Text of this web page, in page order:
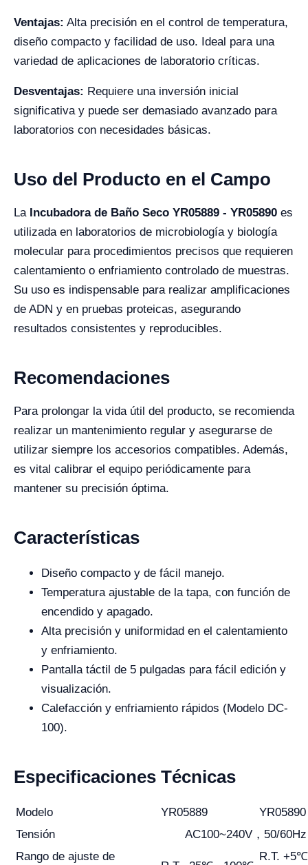
Ventajas: Alta precisión en el control de temperatura,
diseño compacto y facilidad de uso. Ideal para una
variedad de aplicaciones de laboratorio críticas.
Desventajas: Requiere una inversión inicial
significativa y puede ser demasiado avanzado para
laboratorios con necesidades básicas.
Uso del Producto en el Campo
La Incubadora de Baño Seco YR05889 - YR05890 es
utilizada en laboratorios de microbiología y biología
molecular para procedimientos precisos que requieren
calentamiento o enfriamiento controlado de muestras.
Su uso es indispensable para realizar amplificaciones
de ADN y en pruebas proteicas, asegurando
resultados consistentes y reproducibles.
Recomendaciones
Para prolongar la vida útil del producto, se recomienda
realizar un mantenimiento regular y asegurarse de
utilizar siempre los accesorios compatibles. Además,
es vital calibrar el equipo periódicamente para
mantener su precisión óptima.
Características
Diseño compacto y de fácil manejo.
Temperatura ajustable de la tapa, con función de
encendido y apagado.
Alta precisión y uniformidad en el calentamiento
y enfriamiento.
Pantalla táctil de 5 pulgadas para fácil edición y
visualización.
Calefacción y enfriamiento rápidos (Modelo DC-
100).
Especificaciones Técnicas
Modelo YR05889
YR05890
Tensión
AC100~240V，50/60Hz
Rango de ajuste de
R.T. +5℃